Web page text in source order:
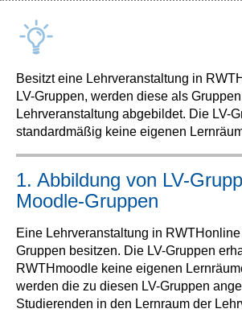
Besitzt eine Lehrveranstaltung in
LV-Gruppen, werden diese als
Lehrveranstaltung abgebildet. Die LV-
standardmäßig keine eigenen
1. Abbildung von LV-
Moodle-Gruppen
Eine Lehrveranstaltung in
Gruppen besitzen. Die LV-Gruppen
RWTHmoodle keine eigenen
werden die zu diesen LV-Gruppen
Studierenden in den Lernraum der